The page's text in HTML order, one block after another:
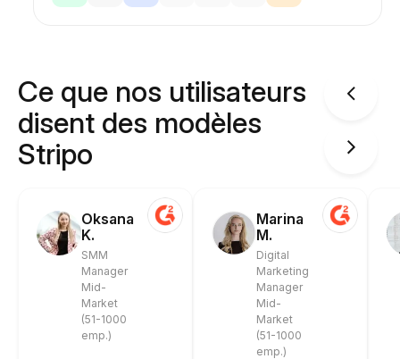
Ce que nos utilisateurs
disent des modèles
Stripo
Oksana
K.
SMM
Manager
Mid-
Market
(51-1000
emp.)
Marina
M.
Digital
Marketing
Manager
Mid-
Market
(51-1000
emp.)